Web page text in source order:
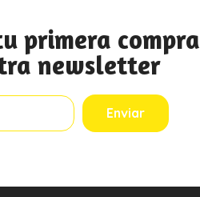
primera compra
newsletter
Enviar